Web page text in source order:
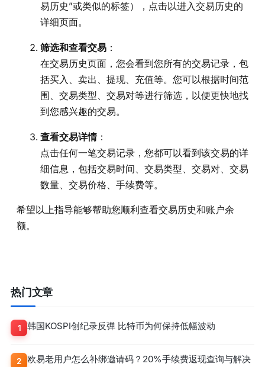
易历史”或类似的标签），点击以进入交易历史的
详细页面。
筛选和查看交易 ：
在交易历史页面，您会看到您所有的交易记录，包
括买入、卖出、提现、充值等。您可以根据时间范
围、交易类型、交易对等进行筛选，以便更快地找
到您感兴趣的交易。
查看交易详情：
点击任何一笔交易记录，您都可以看到该交易的详
细信息，包括交易时间、交易类型、交易对、交易
数量、交易价格、手续费等。
希望以上指导能够帮助您顺利查看交易历史和账户余
额。
热门文章
1 韩国KOSPI创纪录反弹 比特币为何保持低幅波动
2
欧易老用户怎么补绑邀请码？20%手续费返现查询与解决